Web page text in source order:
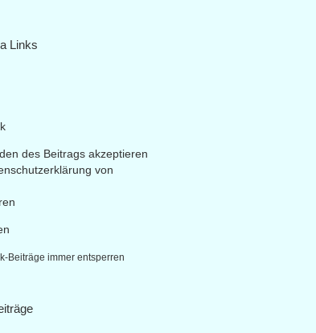
Links
des Beitrags akzeptieren
von
Beiträge immer entsperren